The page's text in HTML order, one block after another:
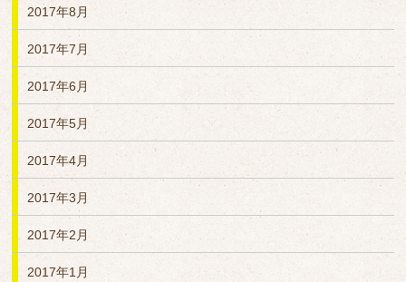
2017年8月
2017年7月
2017年6月
2017年5月
2017年4月
2017年3月
2017年2月
2017年1月